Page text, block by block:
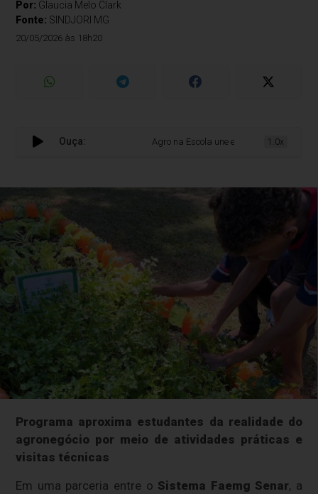
Por: Glaucia Melo Clark
Fonte: SINDJORI MG
20/05/2026 às 18h20
Ouça: Agro na Escola une educação e prática no
1.0x
Programa aproxima estudantes da realidade do
agronegócio por meio de atividades práticas e
visitas técnicas
Em uma parceria entre o Sistema Faemg Senar, a